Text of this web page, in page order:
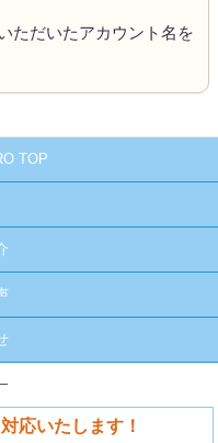
ただいたアカウント名を
TOP
応いたします！